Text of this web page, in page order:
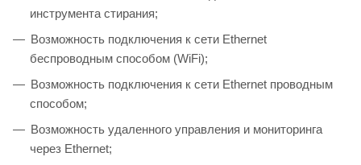
инструмента стирания;
Возможность подключения к сети Ethernet
беспроводным способом (WiFi);
Возможность подключения к сети Ethernet проводным
способом;
Возможность удаленного управления и мониторинга
через Ethernet;